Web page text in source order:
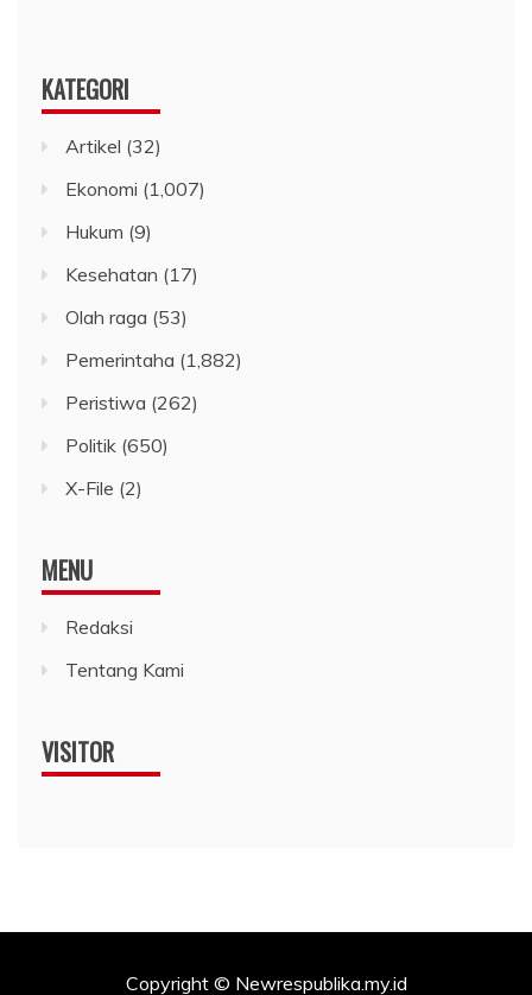
KATEGORI
Artikel (32)
Ekonomi (1,007)
Hukum (9)
Kesehatan (17)
Olah raga (53)
Pemerintaha (1,882)
Peristiwa (262)
Politik (650)
X-File (2)
MENU
Redaksi
Tentang Kami
VISITOR
Copyright © Newrespublika.my.id